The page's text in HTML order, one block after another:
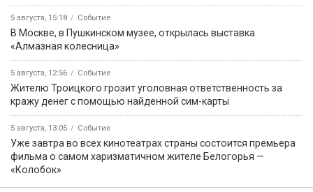
5 августа, 15:18 Событие
В Москве, в Пушкинском музее, открылась выставка
«Алмазная колесница»
5 августа, 12:56 Событие
Жителю Троицкого грозит уголовная ответственность за
кражу денег с помощью найденной сим-карты
5 августа, 13:05 Событие
Уже завтра во всех кинотеатрах страны состоится премьера
фильма о самом харизматичном жителе Белогорья —
«Колобок»